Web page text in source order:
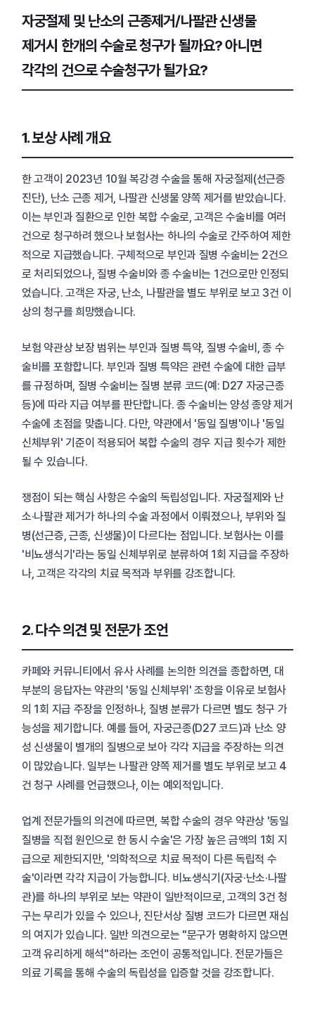
자궁절제 및 난소의 근종제거/나팔관 신생물
제거시 한개의 수술로 청구가 될까요? 아니면
각각의 건으로 수술청구가 될가요?
1. 보상 사례 개요
한 고객이 2023년 10월 복강경 수술을 통해 자궁절제(선근증
진단), 난소 근종 제거, 나팔관 신생물 양쪽 제거를 받았습니다.
이는 부인과 질환으로 인한 복합 수술로, 고객은 수술비를 여러
건으로 청구하려 했으나 보험사는 하나의 수술로 간주하여 제한
적으로 지급했습니다. 구체적으로 부인과 질병 수술비는 2건으
로 처리되었으나, 질병 수술비와 종 수술비는 1건으로만 인정되
었습니다. 고객은 자궁, 난소, 나팔관을 별도 부위로 보고 3건 이
상의 청구를 희망했습니다.
보험 약관상 보장 범위는 부인과 질병 특약, 질병 수술비, 종 수
술비를 포함합니다. 부인과 질병 특약은 관련 수술에 대한 급부
를 규정하며, 질병 수술비는 질병 분류 코드(예: D27 자궁근종
등)에 따라 지급 여부를 판단합니다. 종 수술비는 양성 종양 제거
수술에 초점을 맞춥니다. 다만, 약관에서 '동일 질병'이나 '동일
신체부위' 기준이 적용되어 복합 수술의 경우 지급 횟수가 제한
될 수 있습니다.
쟁점이 되는 핵심 사항은 수술의 독립성입니다. 자궁절제와 난
소·나팔관 제거가 하나의 수술 과정에서 이뤄졌으나, 부위와 질
병(선근증, 근종, 신생물)이 다르다는 점입니다. 보험사는 이를
'비뇨생식기'라는 동일 신체부위로 분류하여 1회 지급을 주장하
나, 고객은 각각의 치료 목적과 부위를 강조합니다.
2. 다수 의견 및 전문가 조언
카페와 커뮤니티에서 유사 사례를 논의한 의견을 종합하면, 대
부분의 응답자는 약관의 '동일 신체부위' 조항을 이유로 보험사
의 1회 지급 주장을 인정하나, 질병 분류가 다르면 별도 청구 가
능성을 제기합니다. 예를 들어, 자궁근종(D27 코드)과 난소 양
성 신생물이 별개의 질병으로 보아 각각 지급을 주장하는 의견
이 많았습니다. 일부는 나팔관 양쪽 제거를 별도 부위로 보고 4
건 청구 사례를 언급했으나, 이는 예외적입니다.
업계 전문가들의 의견에 따르면, 복합 수술의 경우 약관상 '동일
질병을 직접 원인으로 한 동시 수술'은 가장 높은 금액의 1회 지
급으로 제한되지만, '의학적으로 치료 목적이 다른 독립적 수
술'이라면 각각 지급이 가능합니다. 비뇨생식기(자궁·난소·나팔
관)를 하나의 부위로 보는 약관이 일반적이므로, 고객의 3건 청
구는 무리가 있을 수 있으나, 진단서상 질병 코드가 다르면 재심
의 여지가 있습니다. 일반 의견으로는 "문구가 명확하지 않으면
고객 유리하게 해석"하라는 조언이 공통적입니다. 전문가들은
의료 기록을 통해 수술의 독립성을 입증할 것을 강조합니다.